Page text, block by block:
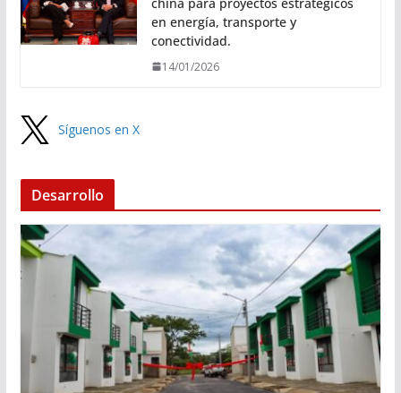
en energía, transporte y
conectividad.
14/01/2026
Síguenos en X
Desarrollo